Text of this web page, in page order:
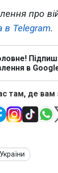
про
в Telegram.
в
там, де вам